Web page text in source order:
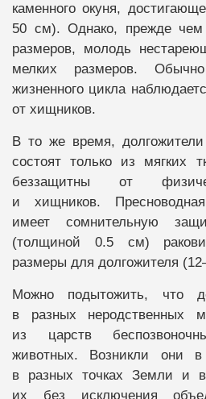
каменного окуня,
50 см). Однако, прежде чем
размеров, молодь
мелких размеров.
жизненного цикла
от хищников.
В то же время,
состоят только из мягких
беззащитны от
и хищников.
имеет сомнительную
(толщиной 0.5 см)
размеры для долгожителя
Можно подытожить, что
в разных неродственных
из царств
животных. Возникли они
в разных точках Земли и
их без исключения